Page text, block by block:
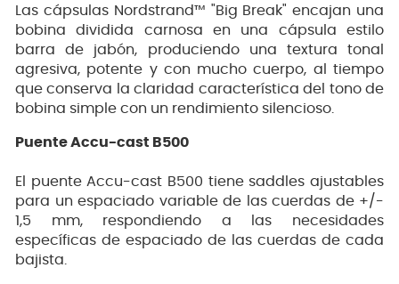
Las cápsulas Nordstrand™ "Big Break" encajan una
bobina dividida carnosa en una cápsula estilo
barra de jabón, produciendo una textura tonal
agresiva, potente y con mucho cuerpo, al tiempo
que conserva la claridad característica del tono de
bobina simple con un rendimiento silencioso.
Puente Accu-cast B500
El puente Accu-cast B500 tiene saddles ajustables
para un espaciado variable de las cuerdas de +/-
1,5 mm, respondiendo a las necesidades
específicas de espaciado de las cuerdas de cada
bajista.